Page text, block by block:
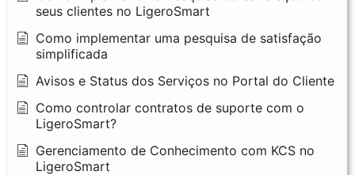
seus clientes no LigeroSmart
Como implementar uma pesquisa de satisfação
simplificada
Avisos e Status dos Serviços no Portal do Cliente
Como controlar contratos de suporte com o
LigeroSmart?
Gerenciamento de Conhecimento com KCS no
LigeroSmart